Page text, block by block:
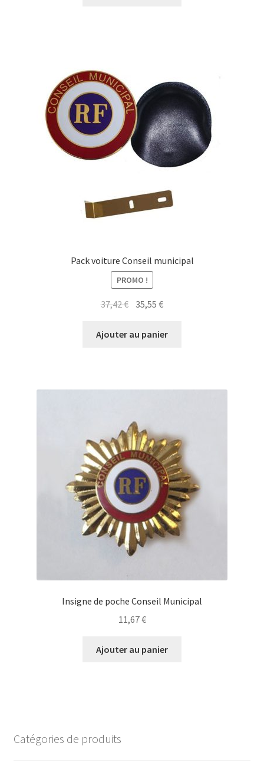
Pack voiture Conseil municipal
PROMO !
37,42€ Le
initial
35,55€Le
actuel
Ajouter au panier
Insigne de poche Conseil Municipal
11,67€
Ajouter au panier
Catégories de produits